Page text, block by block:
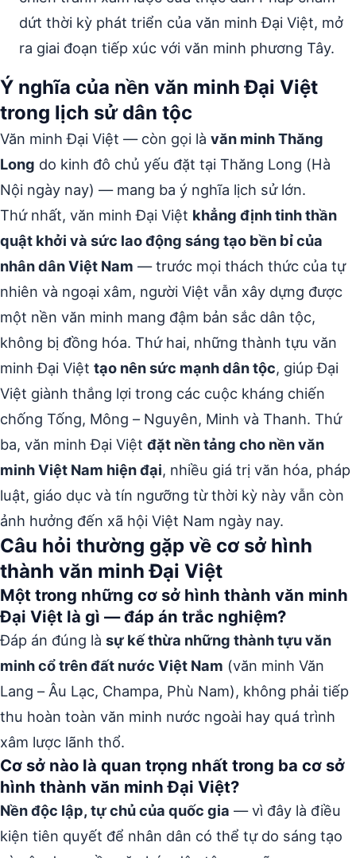
dứt thời kỳ phát triển của văn minh Đại Việt, mở
ra giai đoạn tiếp xúc với văn minh phương Tây.
Ý nghĩa của nền văn minh Đại Việt
trong lịch sử dân tộc
Văn minh Đại Việt — còn gọi là văn minh Thăng
Long do kinh đô chủ yếu đặt tại Thăng Long (Hà
Nội ngày nay) — mang ba ý nghĩa lịch sử lớn.
Thứ nhất, văn minh Đại Việt khẳng định tinh thần
quật khởi và sức lao động sáng tạo bền bỉ của
nhân dân Việt Nam — trước mọi thách thức của tự
nhiên và ngoại xâm, người Việt vẫn xây dựng được
một nền văn minh mang đậm bản sắc dân tộc,
không bị đồng hóa. Thứ hai, những thành tựu văn
minh Đại Việt tạo nên sức mạnh dân tộc, giúp Đại
Việt giành thắng lợi trong các cuộc kháng chiến
chống Tống, Mông – Nguyên, Minh và Thanh. Thứ
ba, văn minh Đại Việt đặt nền tảng cho nền văn
minh Việt Nam hiện đại, nhiều giá trị văn hóa, pháp
luật, giáo dục và tín ngưỡng từ thời kỳ này vẫn còn
ảnh hưởng đến xã hội Việt Nam ngày nay.
Câu hỏi thường gặp về cơ sở hình
thành văn minh Đại Việt
Một trong những cơ sở hình thành văn minh
Đại Việt là gì — đáp án trắc nghiệm?
Đáp án đúng là sự kế thừa những thành tựu văn
minh cổ trên đất nước Việt Nam (văn minh Văn
Lang – Âu Lạc, Champa, Phù Nam), không phải tiếp
thu hoàn toàn văn minh nước ngoài hay quá trình
xâm lược lãnh thổ.
Cơ sở nào là quan trọng nhất trong ba cơ sở
hình thành văn minh Đại Việt?
Nền độc lập, tự chủ của quốc gia — vì đây là điều
kiện tiên quyết để nhân dân có thể tự do sáng tạo